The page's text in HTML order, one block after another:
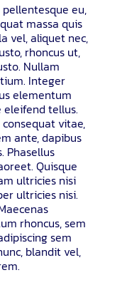
eu,
massa quis
vel, aliquet nec,
rhoncus ut,
Nullam
Integer
elementum
tellus.
vitae,
ante, dapibus
Phasellus
Quisque
ultricies nisi
ultricies nisi.
rhoncus, sem
sem
blandit vel,